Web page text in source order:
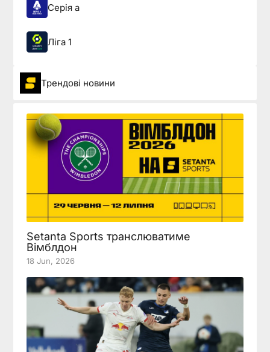
Серія а
Ліга 1
Трендові новини
Setanta Sports транслюватиме
Вімблдон
18 Jun, 2026